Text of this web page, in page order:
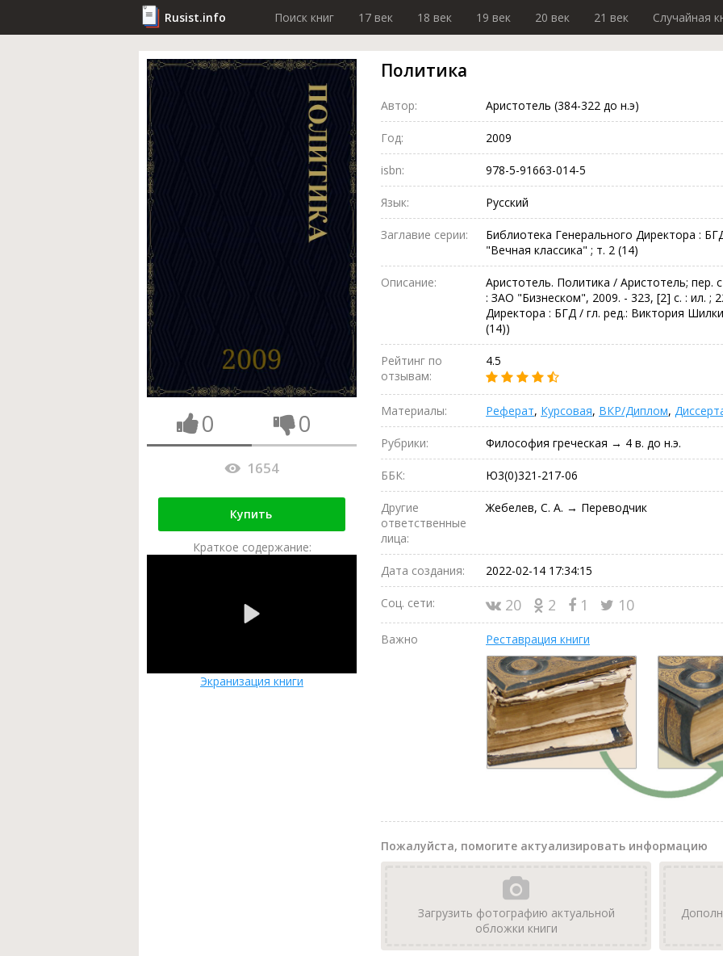
Rusist.info Поиск книг 17 век 18 век 19 век 20 век 21 век Случайная
0 0
1654
Купить
Краткое содержание:
Экранизация книги
Политика
Автор: Аристотель (384-322 до н.э)
Год: 2009
isbn: 978-5-91663-014-5
Язык: Русский
Заглавие серии:
Библиотека Генерального Директора :
"Вечная классика" ; т. 2 (14)
Описание:
Аристотель. Политика / Аристотель; пер.
: ЗАО "Бизнеском", 2009. - 323, [2] с. : ил. ;
Директора : БГД / гл. ред.: Виктория
(14))
Рейтинг по
отзывам:
4.5
Материалы: Реферат, Курсовая, ВКР/Диплом,
Рубрики: Философия греческая → 4 в. до н.э.
ББК: Ю3(0)321-217-06
Другие
ответственные
лица:
Жебелев, С. А. → Переводчик
Дата создания: 2022-02-14 17:34:15
Соц. сети: 20 2 1 10
Важно Реставрация книги
Пожалуйста, помогите актуализировать информацию
Загрузить фотографию актуальной
обложки книги